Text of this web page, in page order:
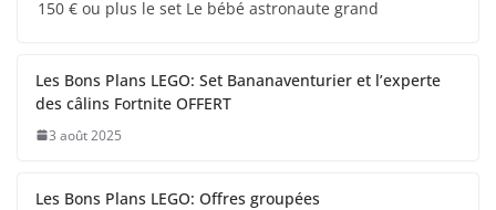
150 € ou plus le set Le bébé astronaute grand
Les Bons Plans LEGO: Set Bananaventurier et l’experte
des câlins Fortnite OFFERT
3 août 2025
Les Bons Plans LEGO: Offres groupées